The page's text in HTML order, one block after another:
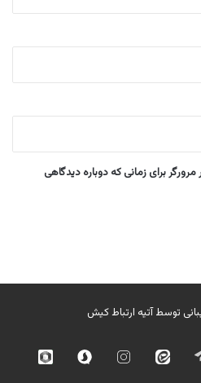
برای زمانی که دوباره دیدگاهی
توسطآتیه ارتباط کیش
تلگرام ایتا اینستاگرامسروش